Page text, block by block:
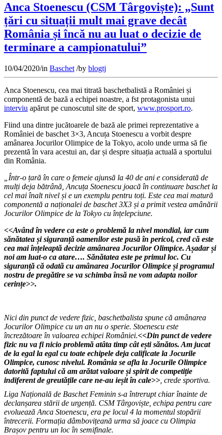
Anca Stoenescu (CSM Târgoviște): „Sunt
țări cu situații mult mai grave decât
România și încă nu au luat o decizie de
terminare a campionatului”
10/04/2020/in Baschet /by blogtj
Anca Stoenescu, cea mai titrată baschetbalistă a României și
componentă de bază a echipei noastre, a fst protagonista unui
interviu apărut pe cunoscutul site de sport, www.prosport.ro.
Fiind una dintre jucătoarele de bază ale primei reprezentative a
României de baschet 3×3, Ancuța Stoenescu a vorbit despre
amânarea Jocurilor Olimpice de la Tokyo, acolo unde urma să fie
prezentă în vara acestui an, dar și despre situația actuală a sportului
din România.
„Într-o țară în care o femeie ajunsă la 40 de ani e considerată de
mulți deja bătrână, Ancuța Stoenescu joacă în continuare baschet la
cel mai înalt nivel și e un exemplu pentru toți. Este cea mai matură
componentă a naționalei de baschet 3X3 și a primit vestea amânării
Jocurilor Olimpice de la Tokyo cu înțelepciune.
<<Având în vedere ca este o problemă la nivel mondial, iar cum
sănătatea și siguranță oamenilor este pusă în pericol, cred că este
cea mai înțeleaptă decizie amânarea Jocurilor Olimpice. Așadar și
noi am luat-o ca atare…. Sănătatea este pe primul loc. Cu
siguranță că odată cu amânarea Jocurilor Olimpice și programul
nostru de pregătire se va schimba însă ne vom adapta noilor
cerințe>>.
Nici din punct de vedere fizic, baschetbalista spune că amânarea
Jocurilor Olimpice cu un an nu o sperie. Stoenescu este
încrezătoare în valoarea echipei României.<<Din punct de vedere
fizic nu va fi nicio problemă atâta timp cât ești sănătos. Am jucat
de la egal la egal cu toate echipele deja calificate la Jocurile
Olimpice, cunosc nivelul. România se afla la Jocurile Olimpice
datorită faptului că am arătat valoare și spirit de competiție
indiferent de greutățile care ne-au ieșit în cale>> , crede sportiva.
Liga Națională de Baschet Feminin s-a întrerupt chiar înainte de
declanșarea stării de urgență. CSM Târgoviște, echipa pentru care
evoluează Anca Stoenescu, era pe locul 4 la momentul stopării
întrecerii. Formația dâmbovițeană urma să joace cu Olimpia
Brașov pentru un loc în semifinale.